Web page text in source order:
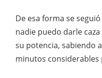
De esa forma se
nadie puedo darle
su potencia, sabiendo
minutos considerables